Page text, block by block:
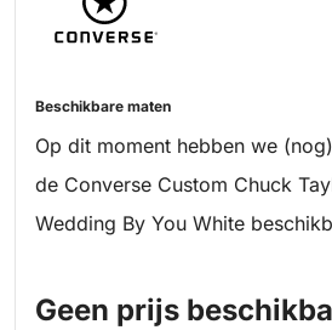
Beschikbare maten
Op dit moment hebben we
de Converse Custom Chuck
Wedding By You White
Geen prijs